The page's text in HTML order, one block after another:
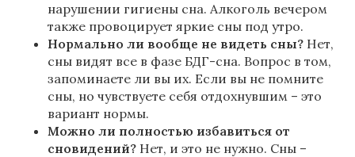
нарушении гигиены сна. Алкоголь вечером
также провоцирует яркие сны под утро.
Нормально ли вообще не видеть сны? Нет,
сны видят все в фазе БДГ-сна. Вопрос в том,
запоминаете ли вы их. Если вы не помните
сны, но чувствуете себя отдохнувшим – это
вариант нормы.
Можно ли полностью избавиться от
сновидений? Нет, и это не нужно. Сны –